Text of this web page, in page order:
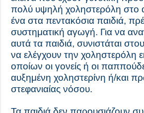
πολύ υψηλή χοληστερόλη στο
ένα στα πεντακόσια παιδιά,
συστηματική αγωγή. Για να
αυτά τα παιδιά, συνιστάται
να ελέγχουν την χοληστερόλη
οποίων οι γονείς ή οι
αυξημένη χοληστερίνη ή/και
στεφανιαίας νόσου.